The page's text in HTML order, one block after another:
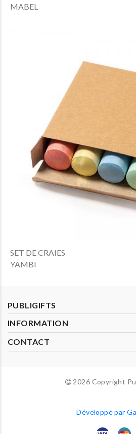
MABEL
SET DE CRAIES
YAMBI
PUBLIGIFTS
INFORMATION
CONTACT
2026 Copyright
Développé par